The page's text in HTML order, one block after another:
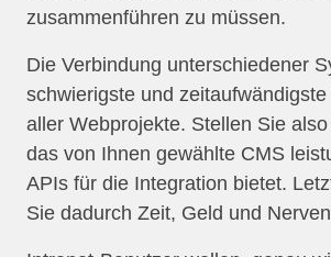
zusammenführen zu müssen.
Die Verbindung unterschiedener
schwierigste und zeitaufwändigste
aller Webprojekte. Stellen Sie
das von Ihnen gewählte CMS
APIs für die Integration bietet.
Sie dadurch Zeit, Geld und